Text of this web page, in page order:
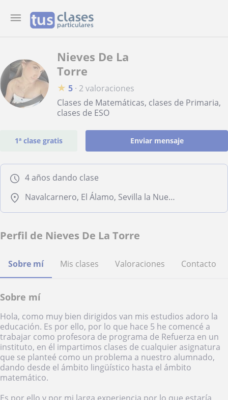
Nieves De La
Torre
★ 5 · 2 valoraciones
Clases de Matemáticas, clases de Primaria,
clases de ESO
1ª clase gratis Enviar mensaje
4 años dando clase
Navalcarnero, El Álamo, Sevilla la Nueva, Villamanta
Perfil de Nieves De La Torre
Sobre mí Mis clases Valoraciones Contacto
Sobre mí
Hola, como muy bien dirigidos van mis estudios adoro la
educación. Es por ello, por lo que hace 5 he comencé a
trabajar como profesora de programa de Refuerza en un
instituto, en él impartimos clases de cualquier asignatura
que se planteé como un problema a nuestro alumnado,
dando desde el ámbito lingüístico hasta el ámbito
matemático.